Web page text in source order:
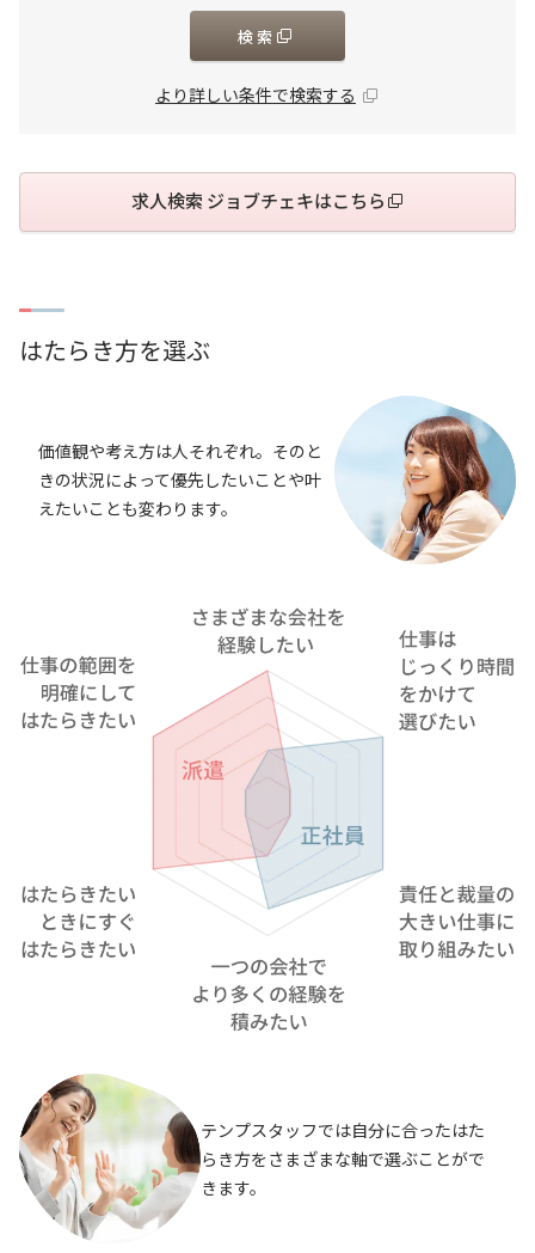
検索
より詳しい条件で検索する
求人検索 ジョブチェキはこちら
はたらき方を選ぶ
価値観や考え方は人それぞれ。そのと
きの状況によって優先したいことや叶
えたいことも変わります。
テンプスタッフでは自分に合ったはた
らき方をさまざまな軸で選ぶことがで
きます。